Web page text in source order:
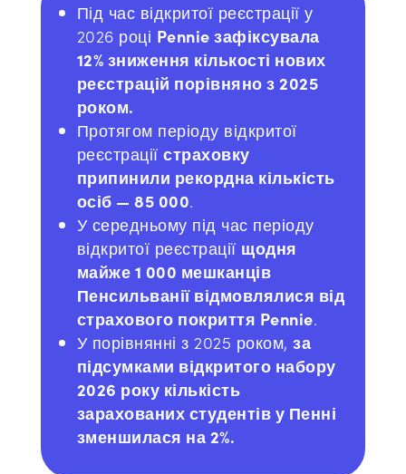
Під час відкритої реєстрації у
2026 році Pennie зафіксувала
12% зниження кількості нових
реєстрацій порівняно з 2025
роком.
Протягом періоду відкритої
реєстраціїстраховку
припинили рекордна кількість
осіб — 85 000.
У середньому під час періоду
відкритої реєстрації щодня
майже 1 000 мешканців
Пенсильванії відмовлялися від
страхового покриття Pennie.
У порівнянні з 2025 роком,за
підсумками відкритого набору
2026 року кількість
зарахованих студентів у Пенні
зменшилася на 2%.